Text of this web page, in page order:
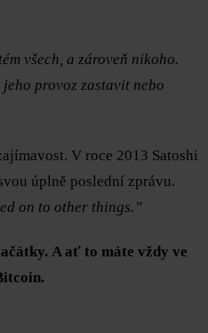
všech, a zároveň nikoho.
provoz zastavit nebo
V roce 2013 Satoshi
úplně poslední zprávu.
on to other things.”
A ať to máte vždy ve